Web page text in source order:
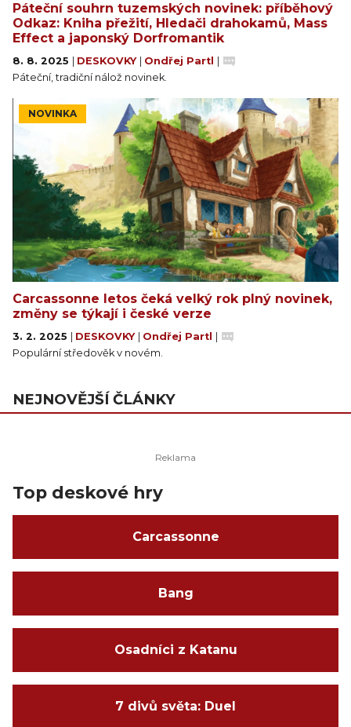
Páteční souhrn tuzemských novinek: příběhový
Odkaz: Kniha přežití, Hledači drahokamů, Mass
Effect a japonský Dorfromantik
8. 8. 2025 DESKOVKY Ondřej Partl
Páteční, tradiční nálož novinek.
NOVINKA
Carcassonne letos čeká velký rok plný novinek,
změny se týkají i české verze
3. 2. 2025 DESKOVKY Ondřej Partl
Populární středověk v novém.
NEJNOVĚJŠÍ ČLÁNKY
Top deskové hry
Carcassonne
Bang
Osadníci z Katanu
7 divů světa: Duel